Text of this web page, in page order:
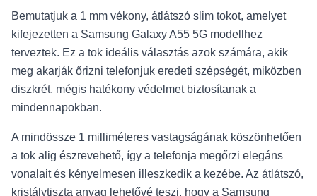
Bemutatjuk a 1 mm vékony, átlátszó slim tokot, amelyet
kifejezetten a Samsung Galaxy A55 5G modellhez
terveztek. Ez a tok ideális választás azok számára, akik
meg akarják őrizni telefonjuk eredeti szépségét, miközben
diszkrét, mégis hatékony védelmet biztosítanak a
mindennapokban.
A mindössze 1 milliméteres vastagságának köszönhetően
a tok alig észrevehető, így a telefonja megőrzi elegáns
vonalait és kényelmesen illeszkedik a kezébe. Az átlátszó,
kristálytiszta anyag lehetővé teszi, hogy a Samsung